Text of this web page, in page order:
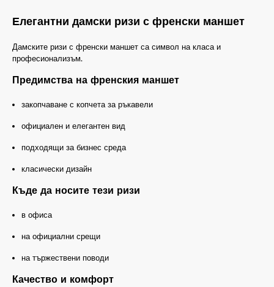
Елегантни дамски ризи с френски маншет
Дамските ризи с френски маншет са символ на класа и
професионализъм.
Предимства на френския маншет
закопчаване с копчета за ръкавели
официален и елегантен вид
подходящи за бизнес среда
класически дизайн
Къде да носите тези ризи
в офиса
на официални срещи
на тържествени поводи
Качество и комфорт